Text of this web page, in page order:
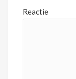
Reactie